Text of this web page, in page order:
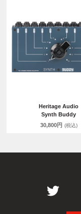
Heritage Audio
Synth Buddy
30,800円 (税込)